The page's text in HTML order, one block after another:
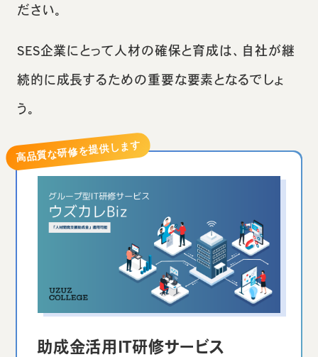
ださい。
SES企業にとって人材の確保と育成は、自社が継
続的に成長するための重要な要素となるでしょ
う。
助成金活用IT研修サービス